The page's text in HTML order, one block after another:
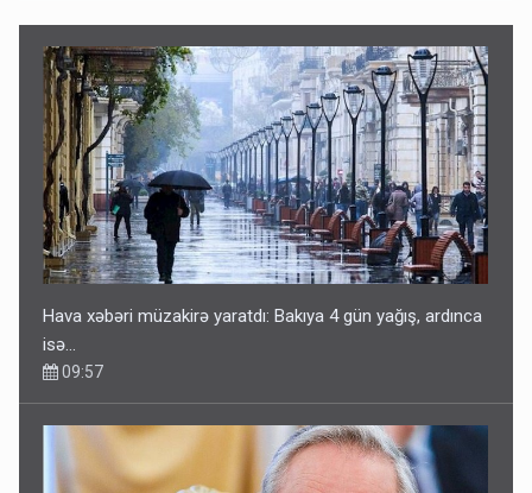
Hava xəbəri müzakirə yaratdı: Bakıya 4 gün yağış, ardınca
isə…
09:57